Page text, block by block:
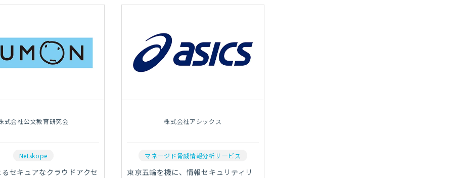
式会社公文教育研究会
Netskope
セキュアなクラウドアクセ
株式会社アシックス
マネージド脅威情報分析サービス
東京五輪を機に、情報セキュリティリ